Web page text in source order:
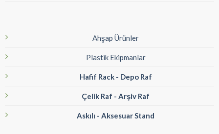
Ahşap Ürünler
Plastik Ekipmanlar
Hafif Rack - Depo Raf
Çelik Raf - Arşiv Raf
Askılı - Aksesuar Stand